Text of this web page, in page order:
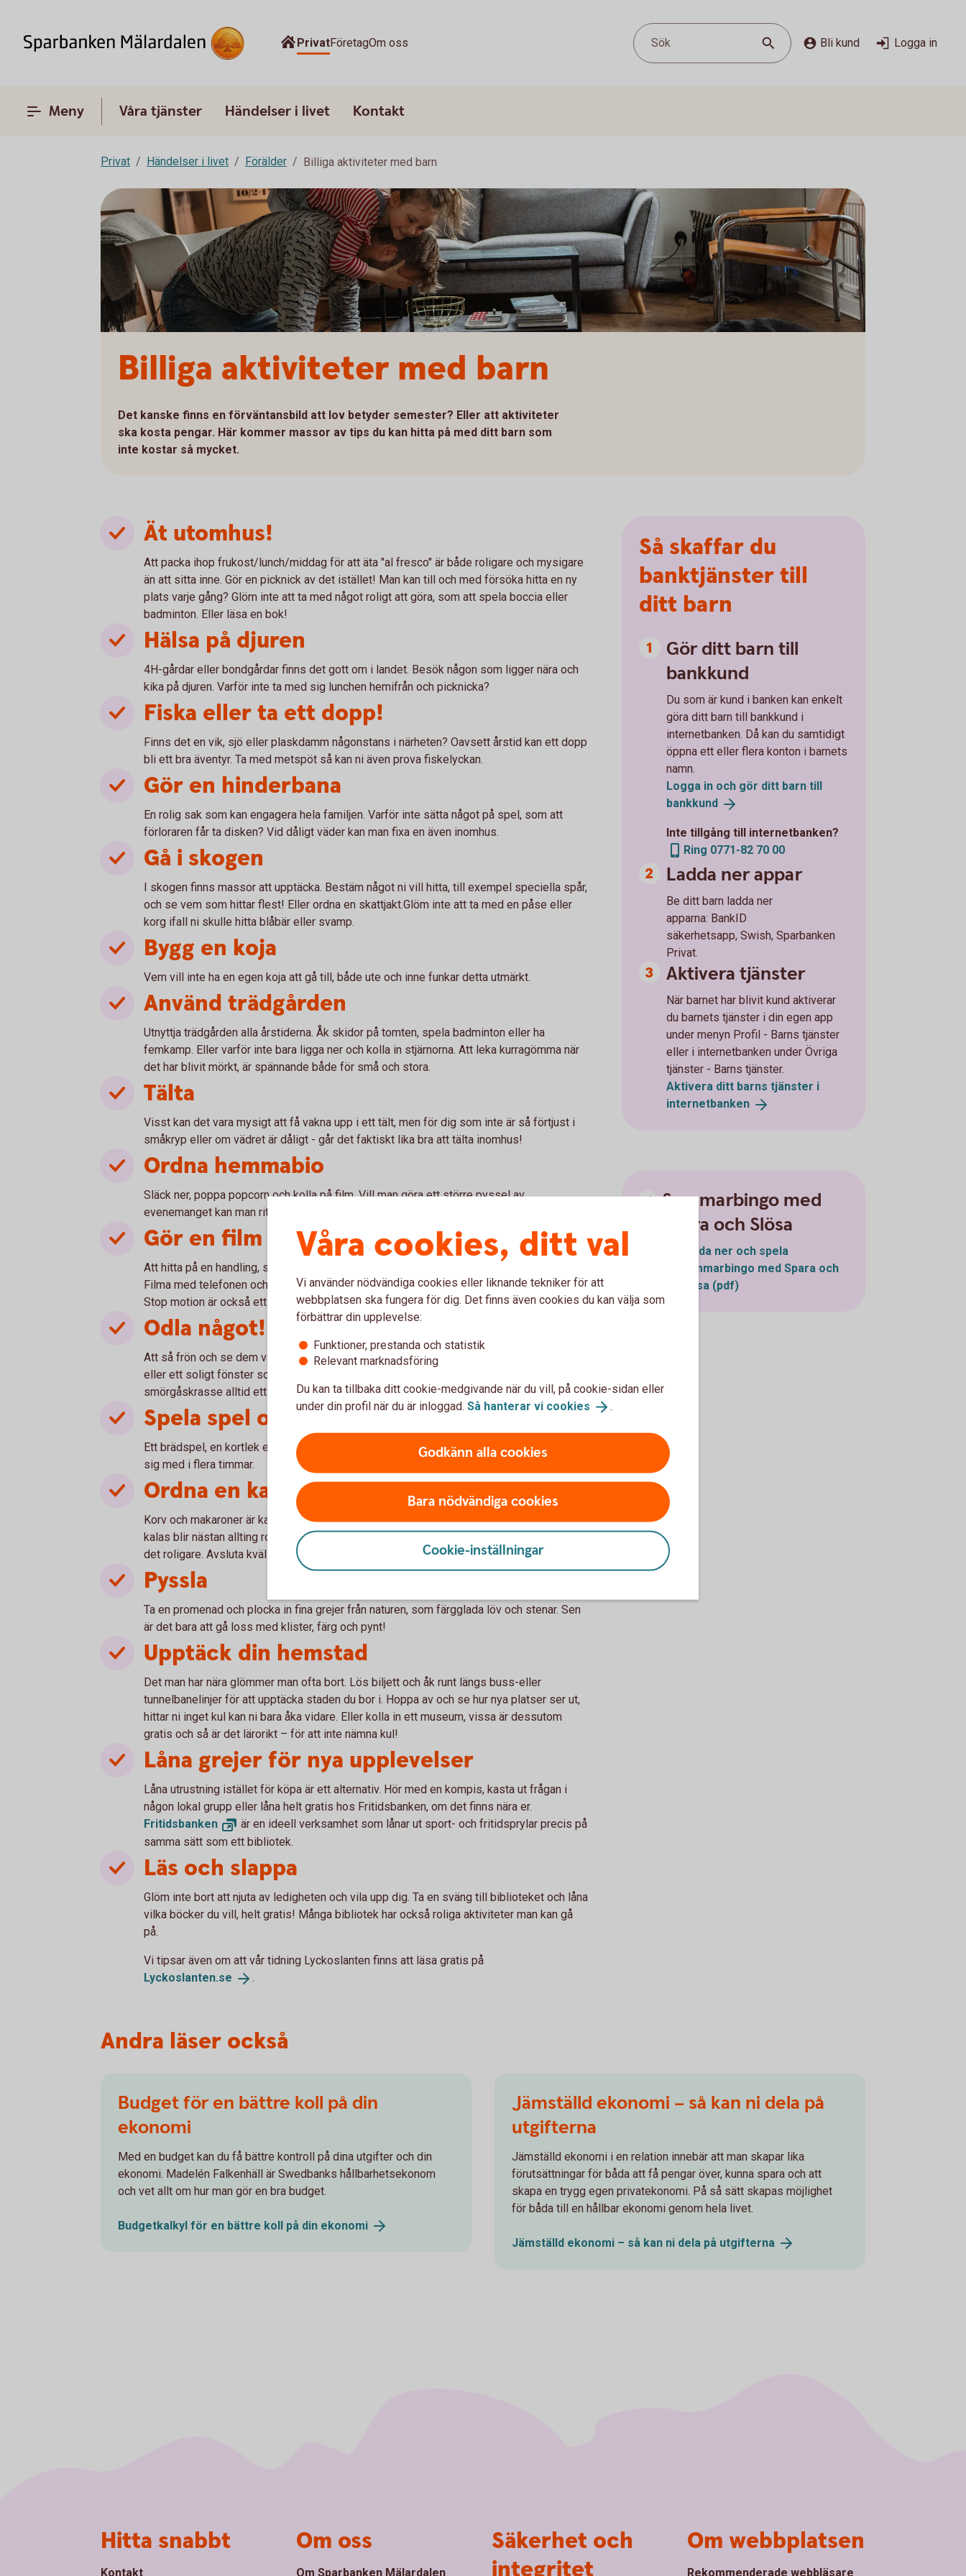
PrivatFöretagOm oss Sök Bli kund Logga in
Meny Våra tjänster Händelser i livet Kontakt
Privat Händelser i livet Förälder Billiga aktiviteter med barn
Billiga aktiviteter med barn
Det kanske finns en förväntansbild att lov betyder semester? Eller att aktiviteter
ska kosta pengar. Här kommer massor av tips du kan hitta på med ditt barn som
inte kostar så mycket.
Ät utomhus!
Att packa ihop frukost/lunch/middag för att äta "al fresco" är både roligare och mysigare
än att sitta inne. Gör en picknick av det istället! Man kan till och med försöka hitta en ny
plats varje gång? Glöm inte att ta med något roligt att göra, som att spela boccia eller
badminton. Eller läsa en bok!
Hälsa på djuren
4H-gårdar eller bondgårdar finns det gott om i landet. Besök någon som ligger nära och
kika på djuren. Varför inte ta med sig lunchen hemifrån och picknicka?
Fiska eller ta ett dopp!
Finns det en vik, sjö eller plaskdamm någonstans i närheten? Oavsett årstid kan ett dopp
bli ett bra äventyr. Ta med metspöt så kan ni även prova fiskelyckan.
Gör en hinderbana
En rolig sak som kan engagera hela familjen. Varför inte sätta något på spel, som att
förloraren får ta disken? Vid dåligt väder kan man fixa en även inomhus.
Gå i skogen
I skogen finns massor att upptäcka. Bestäm något ni vill hitta, till exempel speciella spår,
och se vem som hittar flest! Eller ordna en skattjakt.Glöm inte att ta med en påse eller
korg ifall ni skulle hitta blåbär eller svamp.
Bygg en koja
Vem vill inte ha en egen koja att gå till, både ute och inne funkar detta utmärkt.
Använd trädgården
Utnyttja trädgården alla årstiderna. Åk skidor på tomten, spela badminton eller ha
femkamp. Eller varför inte bara ligga ner och kolla in stjärnorna. Att leka kurragömma när
det har blivit mörkt, är spännande både för små och stora.
Tälta
Visst kan det vara mysigt att få vakna upp i ett tält, men för dig som inte är så förtjust i
småkryp eller om vädret är dåligt - går det faktiskt lika bra att tälta inomhus!
Ordna hemmabio
Släck ner, poppa popcorn och kolla på film. Vill man göra ett större pyssel av
evenemanget kan man rita egna biobiljetter och vika strutar.
Gör en film
Att hitta på en handling, sätta rätt figurer eller dockor i rollerna och sedan göra en film.
Filma med telefonen och redigera i en app (det finns många som går att ladda ner gratis).
Stop motion är också ett kul och enkelt sätt att berätta en historia.
Odla något!
Att så frön och se dem växa är kul för både liten och stor. Har ni en liten trädgård, balkong
eller ett soligt fönster som passar till odling? Och vill ni ha mer snabba ryck är
smörgåskrasse alltid ett säkert kort.
Spela spel och pussla
Ett brädspel, en kortlek eller ett pussel är något nästan alla oavsett ålder kan sysselsätta
sig med i flera timmar.
Ordna en kalasmiddag
Korv och makaroner är kanske inte så festligt, men om man dukar upp köket som för ett
kalas blir nästan allting roligare. Eller varför inte laga en middag ihop. Tillsammans blir
det roligare. Avsluta kvällsmiddagen med dans till en gemensam spellista.
Pyssla
Ta en promenad och plocka in fina grejer från naturen, som färgglada löv och stenar. Sen
är det bara att gå loss med klister, färg och pynt!
Upptäck din hemstad
Det man har nära glömmer man ofta bort. Lös biljett och åk runt längs buss-eller
tunnelbanelinjer för att upptäcka staden du bor i. Hoppa av och se hur nya platser ser ut,
hittar ni inget kul kan ni bara åka vidare. Eller kolla in ett museum, vissa är dessutom
gratis och så är det lärorikt – för att inte nämna kul!
Låna grejer för nya upplevelser
Låna utrustning istället för köpa är ett alternativ. Hör med en kompis, kasta ut frågan i
någon lokal grupp eller låna helt gratis hos Fritidsbanken, om det finns nära er.
Fritidsbanken
är en ideell verksamhet som lånar ut sport- och fritidsprylar precis på
samma sätt som ett bibliotek.
Läs och slappa
Glöm inte bort att njuta av ledigheten och vila upp dig. Ta en sväng till biblioteket och låna
vilka böcker du vill, helt gratis! Många bibliotek har också roliga aktiviteter man kan gå
på.
Vi tipsar även om att vår tidning Lyckoslanten finns att läsa gratis på
Lyckoslanten.se .
Så skaffar du
banktjänster till
ditt barn
Gör ditt barn till
bankkund
Du som är kund i banken kan enkelt
göra ditt barn till bankkund i
internetbanken. Då kan du samtidigt
öppna ett eller flera konton i barnets
namn.
Logga in och gör ditt barn till
bankkund
Inte tillgång till internetbanken?
Ring 0771-82 70 00
Ladda ner appar
Be ditt barn ladda ner
apparna: BankID
säkerhetsapp, Swish, Sparbanken
Privat.
Aktivera tjänster
När barnet har blivit kund aktiverar
du barnets tjänster i din egen app
under menyn Profil - Barns tjänster
eller i internetbanken under Övriga
tjänster - Barns tjänster.
Aktivera ditt barns tjänster i
internetbanken
Sommarbingo med
Spara och Slösa
Ladda ner och spela
sommarbingo med Spara och
Slösa (pdf)
Andra läser också
Budget för en bättre koll på din
ekonomi
Med en budget kan du få bättre kontroll på dina utgifter och din
ekonomi. Madelén Falkenhäll är Swedbanks hållbarhetsekonom
och vet allt om hur man gör en bra budget.
Budgetkalkyl för en bättre koll på din ekonomi
Jämställd ekonomi – så kan ni dela på
utgifterna
Jämställd ekonomi i en relation innebär att man skapar lika
förutsättningar för båda att få pengar över, kunna spara och att
skapa en trygg egen privatekonomi. På så sätt skapas möjlighet
för båda till en hållbar ekonomi genom hela livet.
Jämställd ekonomi – så kan ni dela på utgifterna
Våra cookies, ditt val
Vi använder nödvändiga cookies eller liknande tekniker för att
webbplatsen ska fungera för dig. Det finns även cookies du kan välja som
förbättrar din upplevelse:
Funktioner, prestanda och statistik
Relevant marknadsföring
Du kan ta tillbaka ditt cookie-medgivande när du vill, på cookie-sidan eller
under din profil när du är inloggad. Så hanterar vi cookies .
Godkänn alla cookies
Bara nödvändiga cookies
Cookie-inställningar
Hitta snabbt
Kontakt
Om oss
Om Sparbanken Mälardalen
Säkerhet och
integritet
Om webbplatsen
Rekommenderade webbläsare